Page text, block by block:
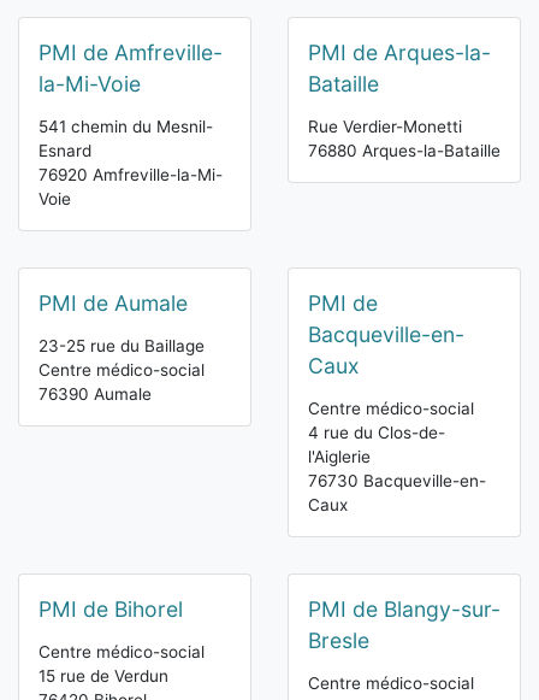
PMI de Amfreville-
la-Mi-Voie
541 chemin du Mesnil-
Esnard
76920 Amfreville-la-Mi-
Voie
PMI de Arques-la-
Bataille
Rue Verdier-Monetti
76880 Arques-la-Bataille
PMI de Aumale
23-25 rue du Baillage
Centre médico-social
76390 Aumale
PMI de
Bacqueville-en-
Caux
Centre médico-social
4 rue du Clos-de-
l'Aiglerie
76730 Bacqueville-en-
Caux
PMI de Bihorel
Centre médico-social
15 rue de Verdun
PMI de Blangy-sur-
Bresle
Centre médico-social